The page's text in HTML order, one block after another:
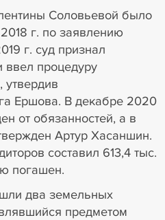
Соловьевой было
г. по заявлению
г. суд признал
ввел процедуру
утвердив
Ершова. В декабре 2020
от обязанностей, а в
Артур Хасаншин.
составил 613,4 тыс.
погашен.
два земельных
предметом